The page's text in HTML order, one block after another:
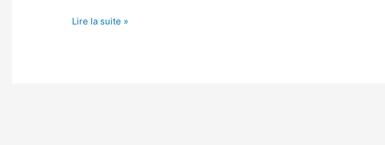
Lire la suite »